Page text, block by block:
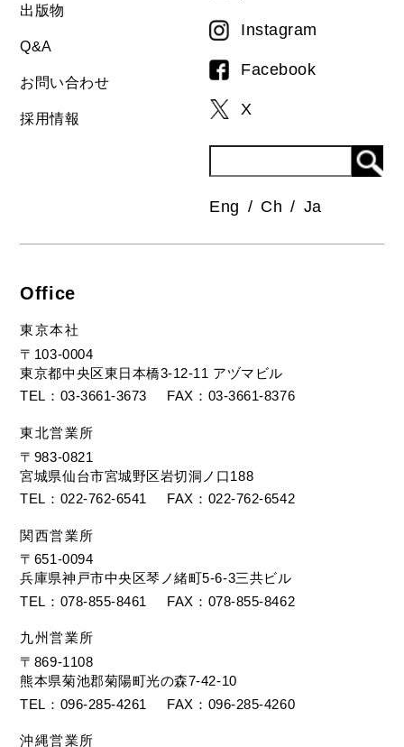
出版物
Q&A
お問い合わせ
採用情報
Instagram
Facebook
X
Eng Ch Ja
Office
東京本社
〒103-0004
東京都中央区東日本橋3-12-11 アヅマビル
TEL
03-3661-3673 FAX 03-3661-8376
東北営業所
〒983-0821
宮城県仙台市宮城野区岩切洞ノ口188
TEL
022-762-6541 FAX 022-762-6542
関西営業所
〒651-0094
兵庫県神戸市中央区琴ノ緒町5-6-3三共ビル
TEL
078-855-8461 FAX 078-855-8462
九州営業所
〒869-1108
熊本県菊池郡菊陽町光の森7-42-10
TEL
096-285-4261 FAX 096-285-4260
沖縄営業所